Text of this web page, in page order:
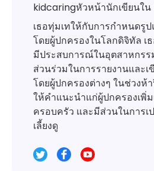
kidcaringหัวหน้านักเขียนใน
เธอทุ่มเทให้กับการกำหนดรู
โดยผู้ปกครองในโลกดิจิทัล เ
มีประสบการณ์ในอุตสาหกรร
ส่วนร่วมในการรายงานและ
โดยผู้ปกครองต่างๆ ในช่วงห้
ให้คำแนะนำแก่ผู้ปกครองเพิ่
ครอบครัว และมีส่วนในการเ
เลี้ยงดู